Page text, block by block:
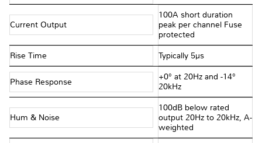
Current Output
100A short duration
peak per channel Fuse
protected
Rise Time Typically 5µs
Phase Response
+0° at 20Hz and -14°
20kHz
Hum & Noise
100dB below rated
output 20Hz to 20kHz, A-
weighted